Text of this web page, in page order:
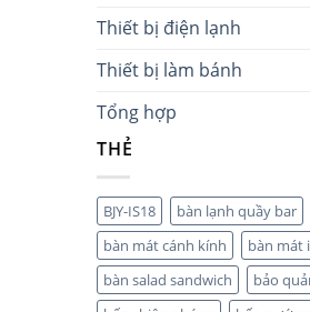
Thiết bị điện lạnh
Thiết bị làm bánh
Tổng hợp
THẺ
BJY-IS18
bàn lạnh quầy bar
bàn mát cánh kính
bàn mát
bàn salad sandwich
bảo